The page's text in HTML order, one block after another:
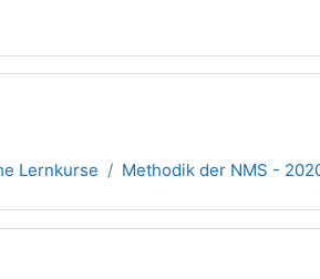
Lernkurse Methodik der NMS -